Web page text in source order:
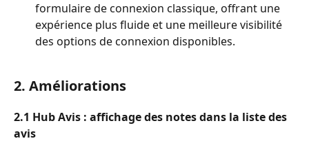
formulaire de connexion classique, offrant une
expérience plus fluide et une meilleure visibilité
des options de connexion disponibles.
2. Améliorations
2.1 Hub Avis : affichage des notes dans la liste des
avis